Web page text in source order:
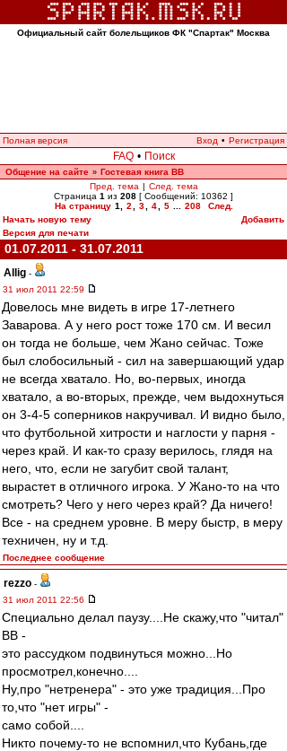
Официальный сайт болельщиков ФК "Спартак" Москва
Полная версия Вход • Регистрация
FAQ • Поиск
Общение на сайте » Гостевая книга ВВ
Пред. тема | След. тема
Страница 1 из 208 [ Сообщений: 10362 ]
На страницу 1 2 3 4 5 208
След.
Начать новую тему
Добавить
Версия для печати
01.07.2011 - 31.07.2011
Allig -
31 июл 2011 22:59
Довелось мне видеть в игре 17-летнего
Заварова. А у него рост тоже 170 см. И весил
он тогда не больше, чем Жано сейчас. Тоже
был слобосильный - сил на завершающий удар
не всегда хватало. Но, во-первых, иногда
хватало, а во-вторых, прежде, чем выдохнуться
он 3-4-5 соперников накручивал. И видно было,
что футбольной хитрости и наглости у парня -
через край. И как-то сразу верилось, глядя на
него, что, если не загубит свой талант,
вырастет в отличного игрока. У Жано-то на что
смотреть? Чего у него через край? Да ничего!
Все - на среднем уровне. В меру быстр, в меру
техничен, ну и т.д.
Последнее сообщение
rezzo -
31 июл 2011 22:56
Специально делал паузу....Не скажу,что "читал"
ВВ -
это рассудком подвинуться можно...Но
просмотрел,конечно....
Ну,про "нетренера" - это уже традиция...Про
то,что "нет игры" -
само собой....
Никто почему-то не вспомнил,что Кубань,где